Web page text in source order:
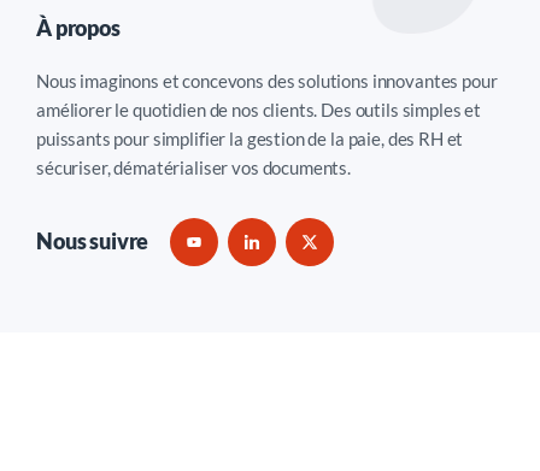
À propos
Nous imaginons et concevons des solutions innovantes pour
améliorer le quotidien de nos clients. Des outils simples et
puissants pour simplifier la gestion de la paie, des RH et
sécuriser, dématérialiser vos documents.
Nous suivre